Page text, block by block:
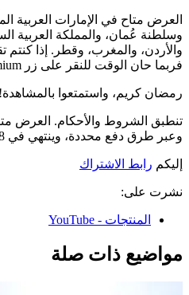
العرض متاح في الإمارات العربية
وسلطنة عُمان، والمملكة العربية
والأردن، والمغرب، وقطر. إذا كنتم
فربما حان الوقت للنقر على زر Premium.
رمضان كريم، واستمتعوا بالمشاهدة!
تنطبق الشروط والأحكام. العرض
وعبر طرق دفع محددة، وينتهي في 18 مارس.
إليكم رابط الاشتراك
نشرت على:
المنتجات - YouTube
مواضيع ذات صلة